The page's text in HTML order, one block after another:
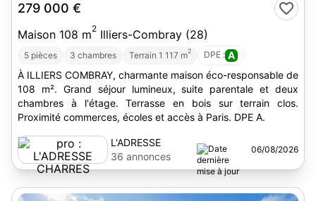
279 000 €
Maison 108 m2 Illiers-Combray (28)
5 pièces 3 chambres Terrain 1 117 m2 DPE : A
À ILLIERS COMBRAY, charmante maison éco-responsable de
108 m². Grand séjour lumineux, suite parentale et deux
chambres à l'étage. Terrasse en bois sur terrain clos.
Proximité commerces, écoles et accès à Paris. DPE A.
L'ADRESSE
CHARRES
36 annonces
06/08/2026